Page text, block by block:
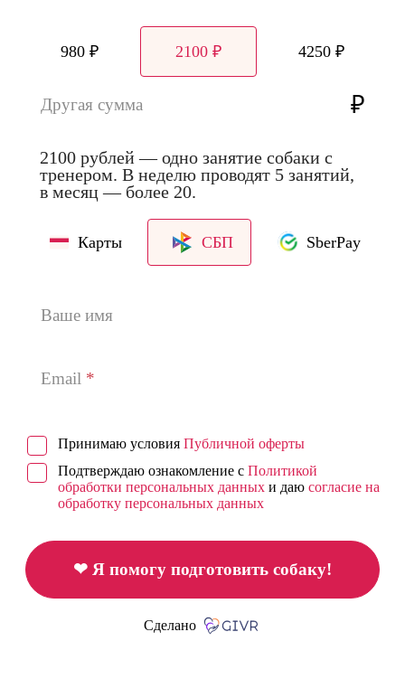
980 ₽ 2100 ₽ 4250 ₽
Другая сумма ₽
2100 рублей — одно занятие собаки с
тренером. В неделю проводят 5 занятий,
в месяц — более 20.
Карты СБП SberPay
Ваше имя
Email
Принимаю условия Публичной оферты
Подтверждаю ознакомление с Политикой
обработки персональных данных и даю согласие на
обработку персональных данных
❤ Я помогу подготовить собаку!
Сделано